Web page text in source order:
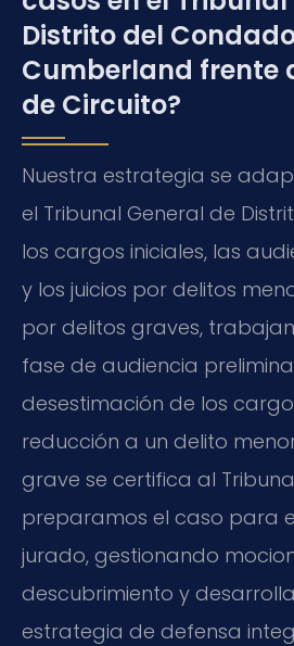
Distrito del
Cumberland frente
de Circuito?
Nuestra estrategia se
el Tribunal General de
los cargos iniciales, las
y los juicios por delitos
por delitos graves,
fase de audiencia
desestimación de los
reducción a un delito
grave se certifica al
preparamos el caso para
jurado, gestionando
descubrimiento y
estrategia de defensa